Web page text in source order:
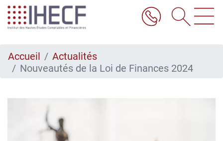
Aller
au
contenu
Accueil
Actualités
Nouveautés de la Loi de Finances 2024